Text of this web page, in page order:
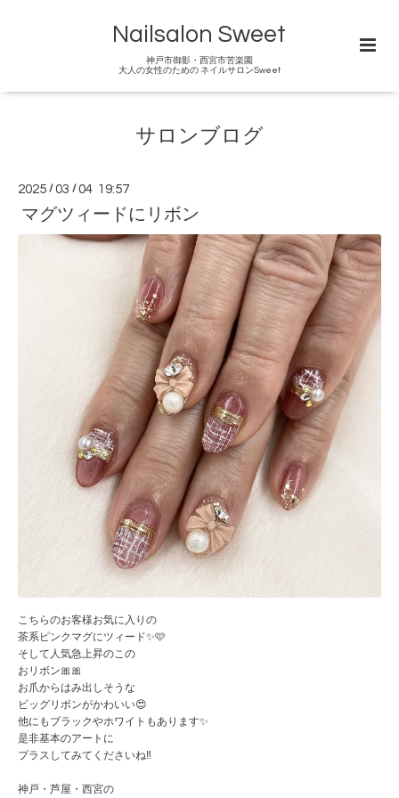
Nailsalon Sweet
神戸市御影・西宮市苦楽園
大人の女性のための ネイルサロンSweet
サロンブログ
2025 /03 /04 19:57
マグツィードにリボン
こちらのお客様お気に入りの
茶系ピンクマグにツィード✨🩷
そして人気急上昇のこの
おリボン🎀🎀
お爪からはみ出しそうな
ビッグリボンがかわいい😍
他にもブラックやホワイトもあります✨
是非基本のアートに
プラスしてみてくださいね‼️
神戸・芦屋・西宮の